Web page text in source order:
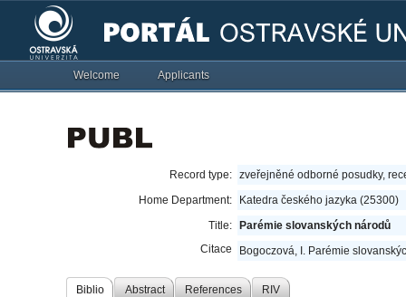
Welcome Applicants
Record type: zveřejněné odborné posudky,
Home Department:
Katedra českého jazyka (25300)
Title:
Parémie slovanských národů
Citace
Bogoczová, I. Parémie
Biblio Abstract References RIV